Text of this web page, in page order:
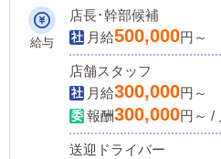
給与
店長･幹部候補
月給500,000円～
店舗スタッフ
月給300,000円～
報酬300,000円～ /
送迎ドライバー